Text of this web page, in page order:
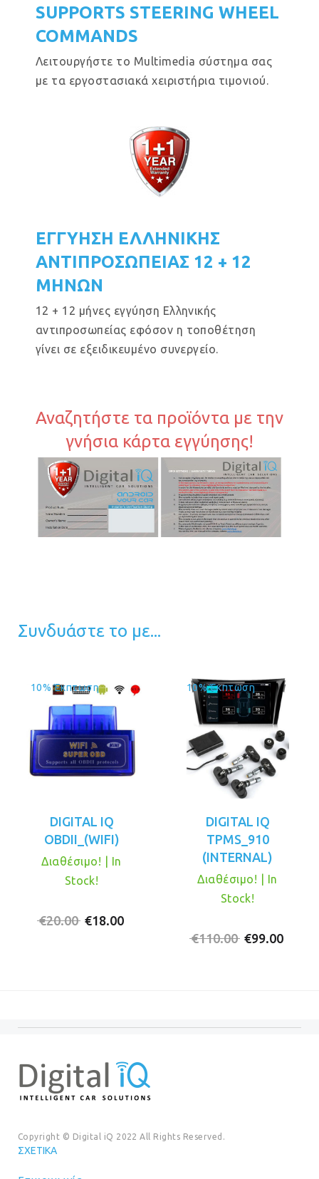
SUPPORTS STEERING WHEEL
COMMANDS
Λειτουργήστε το Multimedia σύστημα σας
με τα εργοστασιακά χειριστήρια τιμονιού.
ΕΓΓΥΗΣΗ ΕΛΛΗΝΙΚΗΣ
ΑΝΤΙΠΡΟΣΩΠΕΙΑΣ 12 + 12
ΜΗΝΩΝ
12 + 12 μήνες εγγύηση Ελληνικής
αντιπροσωπείας εφόσον η τοποθέτηση
γίνει σε εξειδικευμένο συνεργείο.
Αναζητήστε τα προϊόντα με την
γνήσια κάρτα εγγύησης!
Συνδυάστε το με...
10% Έκπτωση
DIGITAL IQ
OBDII_(WIFI)
€20.00 Original
€18.00
Διαθέσιμο! | In
Stock!
10% Έκπτωση
DIGITAL IQ
TPMS_910
(INTERNAL)
€110.00 Original
€99.00
Διαθέσιμο! | In
Stock!
Copyright © Digital iQ 2022 All Rights Reserved.
ΣΧΕΤΙΚΆ